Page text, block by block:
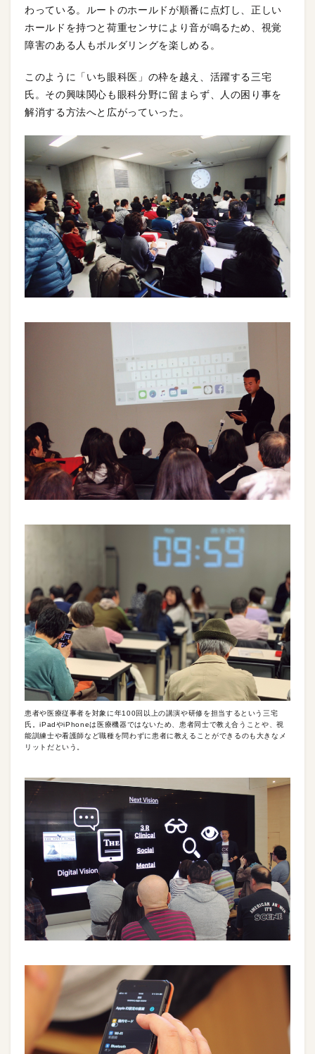
わっている。ルートのホールドが順番に点灯し、正しい
ホールドを持つと荷重センサにより音が鳴るため、視覚
障害のある人もボルダリングを楽しめる。
このように「いち眼科医」の枠を越え、活躍する三宅
氏。その興味関心も眼科分野に留まらず、人の困り事を
解消する方法へと広がっていった。
患者や医療従事者を対象に年100回以上の講演や研修を担当するという三宅
氏。iPadやiPhoneは医療機器ではないため、患者同士で教え合うことや、視
能訓練士や看護師など職種を問わずに患者に教えることができるのも大きなメ
リットだという。